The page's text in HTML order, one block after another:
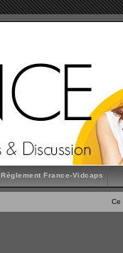
Règlement France-Vidcaps
Ce